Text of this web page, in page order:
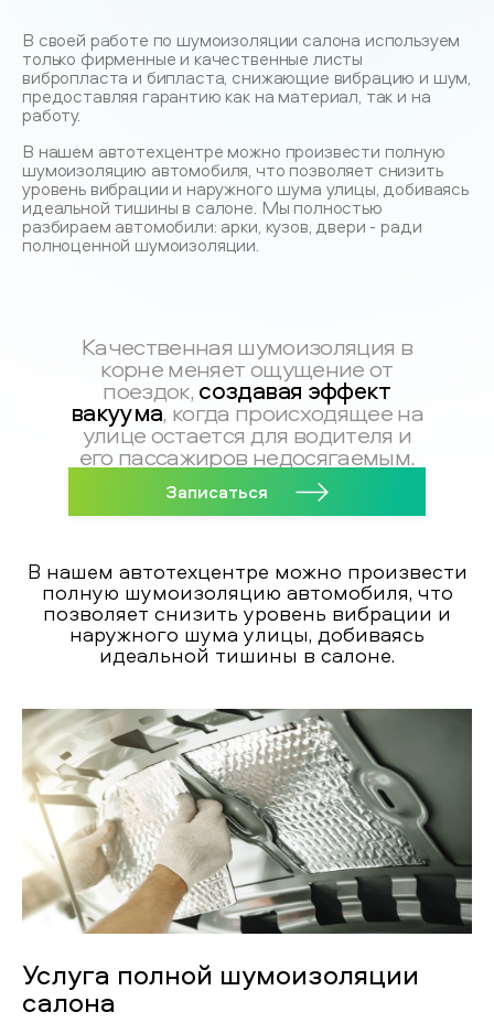
В своей работе по шумоизоляции салона используем
только фирменные и качественные листы
вибропласта и бипласта, снижающие вибрацию и шум,
предоставляя гарантию как на материал, так и на
работу.
В нашем автотехцентре можно произвести полную
шумоизоляцию автомобиля, что позволяет снизить
уровень вибрации и наружного шума улицы, добиваясь
идеальной тишины в салоне. Мы полностью
разбираем автомобили: арки, кузов, двери - ради
полноценной шумоизоляции.
Качественная шумоизоляция в
корне меняет ощущение от
поездок, создавая эффект
вакуума, когда происходящее на
улице остается для водителя и
его пассажиров недосягаемым.
Записаться
В нашем автотехцентре можно произвести
полную шумоизоляцию автомобиля, что
позволяет снизить уровень вибрации и
наружного шума улицы, добиваясь
идеальной тишины в салоне.
Услуга полной шумоизоляции
салона